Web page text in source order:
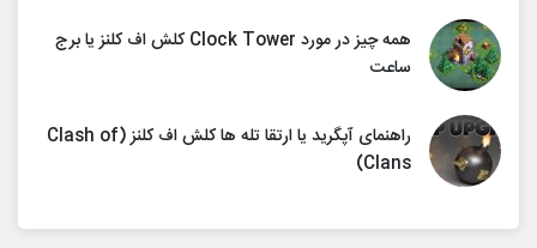
همه چیز در مورد Clock Tower کلش اف کلنز یا برج
ساعت
راهنمای آپگرید یا ارتقا تله ها کلش اف کلنز (Clash of
Clans)